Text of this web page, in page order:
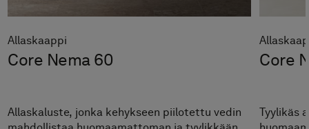
Allaskaappi
Core Nema 60
Allaskaluste, jonka kehykseen piilotettu vedin
Core
Tyylikäs